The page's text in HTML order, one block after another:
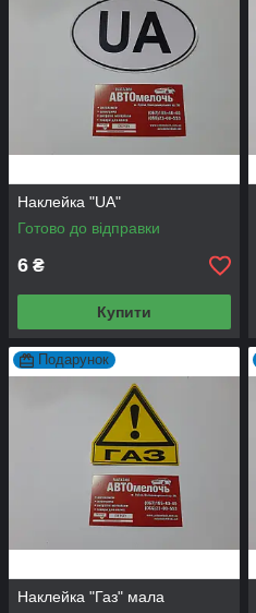
Наклейка "UA"
Готово до відправки
6 ₴
Купити
Подарунок
Наклейка "Газ" мала